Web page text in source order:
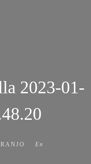
2023-01-
En